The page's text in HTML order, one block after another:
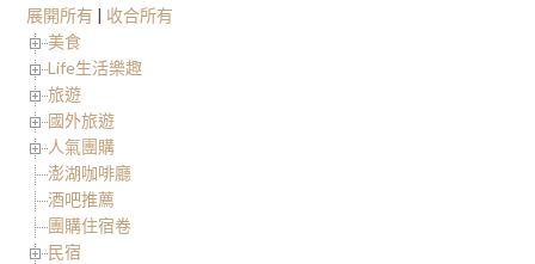
展開所有
收合所有
美食
Life生活樂趣
旅遊
國外旅遊
人氣團購
澎湖咖啡廳
酒吧推薦
團購住宿卷
民宿